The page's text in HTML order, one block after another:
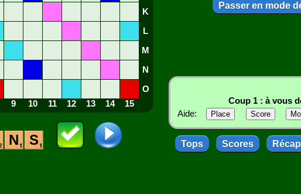
K
L
M
N
O
9 10 11 12 13 14 15
N S
Passer en mode
Coup 1 : à vous
Aide:
Tops Scores Récap